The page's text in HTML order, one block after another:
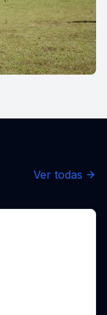
Ver todas